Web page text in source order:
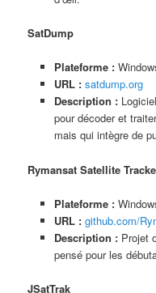
SatDump
Plateforme :
URL : satdump.org
Description :
pour décoder et
mais qui intègre de
Rymansat Satellite
Plateforme :
URL : github.com/
Description : Projet
pensé pour les
JSatTrak